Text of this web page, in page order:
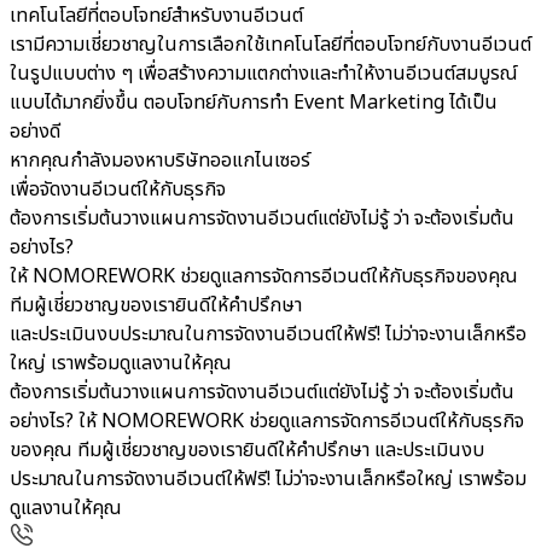
เทคโนโลยีที่ตอบโจทย์สำหรับงานอีเวนต์
เรามีความเชี่ยวชาญในการเลือกใช้เทคโนโลยีที่ตอบโจทย์กับงานอีเวนต์
ในรูปแบบต่าง ๆ เพื่อสร้างความแตกต่างและทำให้งานอีเวนต์สมบูรณ์
แบบได้มากยิ่งขึ้น ตอบโจทย์กับการทำ Event Marketing ได้เป็น
อย่างดี
หากคุณกำลังมองหาบริษัทออแกไนเซอร์
เพื่อจัดงานอีเวนต์ให้กับธุรกิจ
ต้องการเริ่มต้นวางแผนการจัดงานอีเวนต์แต่ยังไม่รู้ ว่า จะต้องเริ่มต้น
อย่างไร?
ให้ NOMOREWORK ช่วยดูแลการจัดการอีเวนต์ให้กับธุรกิจของคุณ
ทีมผู้เชี่ยวชาญของเรายินดีให้คำปรึกษา
และประเมินงบประมาณในการจัดงานอีเวนต์ให้ฟรี! ไม่ว่าจะงานเล็กหรือ
ใหญ่ เราพร้อมดูแลงานให้คุณ
ต้องการเริ่มต้นวางแผนการจัดงานอีเวนต์แต่ยังไม่รู้ ว่า จะต้องเริ่มต้น
อย่างไร? ให้ NOMOREWORK ช่วยดูแลการจัดการอีเวนต์ให้กับธุรกิจ
ของคุณ ทีมผู้เชี่ยวชาญของเรายินดีให้คำปรึกษา และประเมินงบ
ประมาณในการจัดงานอีเวนต์ให้ฟรี! ไม่ว่าจะงานเล็กหรือใหญ่ เราพร้อม
ดูแลงานให้คุณ